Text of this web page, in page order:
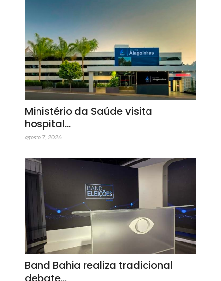
Ministério da Saúde visita
hospital…
agosto 7, 2026
Band Bahia realiza tradicional
debate…